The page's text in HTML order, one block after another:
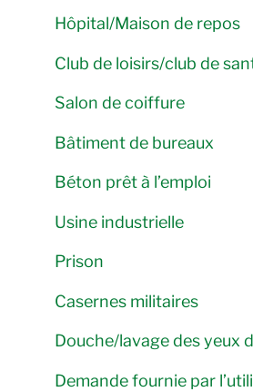
Hôpital/Maison de repos
Club de loisirs/club de
Salon de coiffure
Bâtiment de bureaux
Béton prêt à l’emploi
Usine industrielle
Prison
Casernes militaires
Douche/lavage des yeux
Demande fournie par